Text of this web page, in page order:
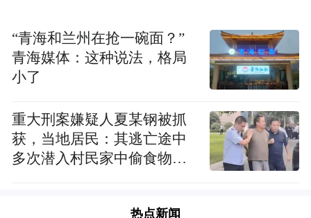
为爱心保驾护航（图片来源：凤凰网佛教 摄影：
“青海和兰州在抢一碗面？”
青海媒体：这种说法，格局
小了
重大刑案嫌疑人夏某钢被抓
获，当地居民：其逃亡途中
多次潜入村民家中偷食物被
热点新闻